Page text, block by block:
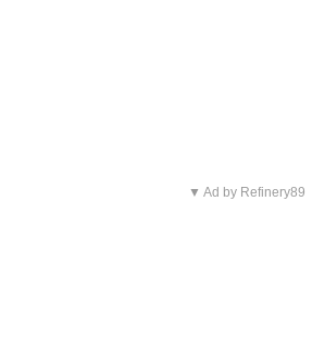
▼ Ad by Refinery89